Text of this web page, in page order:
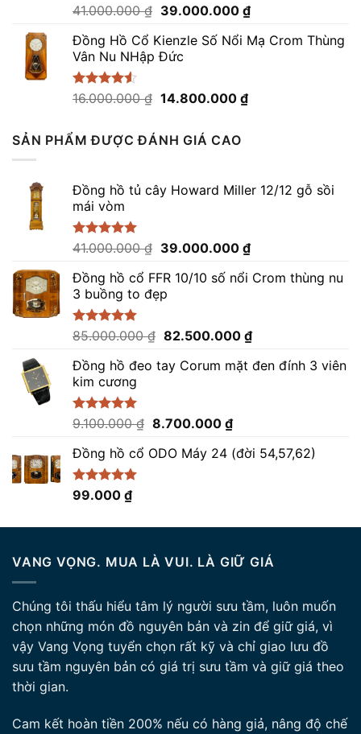
Được xếp
5 sao
41.000.000₫ Giá
là:
41.000.000 ₫.
39.000.000 ₫Giá
tại
Đồng Hồ Cổ Kienzle Số Nổi Mạ Crom Thùng
Vân Nu NHập Đức
Được xếp
16.000.000₫ Giá
16.000.000 ₫.
14.800.000 ₫Giá
SẢN PHẨM ĐƯỢC ĐÁNH GIÁ CAO
Đồng hồ tủ cây Howard Miller 12/12 gỗ sồi
mái vòm
Được xếp
5 sao
41.000.000₫ Giá
là:
41.000.000 ₫.
39.000.000 ₫Giá
tại
Đồng hồ cổ FFR 10/10 số nổi Crom thùng nu
3 buồng to đẹp
Được xếp
5 sao
85.000.000₫ Giá
là:
82.500.000 ₫Giá
tại
Đồng hồ đeo tay Corum mặt đen đính 3 viên
kim cương
Được xếp
5 sao
9.100.000₫ Giá
là:
8.700.000 ₫Giá
tại
Đồng hồ cổ ODO Máy 24 (đời 54,57,62)
Được xếp
5.00
99.000 ₫
VANG VỌNG. MUA LÀ VUI. LÀ GIỮ GIÁ
Chúng tôi thấu hiểu tâm lý người sưu tầm, luôn muốn
chọn những món đồ nguyên bản và zin để giữ giá, vì
vậy Vang Vọng tuyển chọn rất kỹ và chỉ giao lưu đồ
sưu tầm nguyên bản có giá trị sưu tầm và giữ giá theo
thời gian.
Cam kết hoàn tiền 200% nếu có hàng giả, nâng độ chế